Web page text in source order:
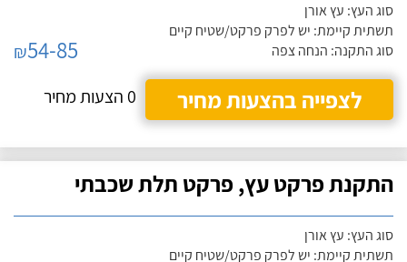
סוג העץ: עץ אורן
תשתית קיימת: יש לפרק פרקט/שטיח קיים
סוג התקנה: הנחה צפה
₪54-85
לצפייה בהצעות מחיר
0 הצעות מחיר
התקנת פרקט עץ, פרקט תלת שכבתי
סוג העץ: עץ אורן
תשתית קיימת: יש לפרק פרקט/שטיח קיים